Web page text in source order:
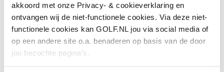
akkoord met onze Privacy- & cookieverklaring en
ontvangen wij de niet-functionele cookies. Via deze niet-
functionele cookies kan GOLF.NL jou via social media of
op een andere site o.a. benaderen op basis van de door
jou bezochte pagina’s.
Topgolf
+ Toon meer